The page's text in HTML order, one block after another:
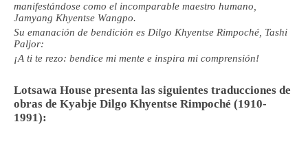
manifestándose como el incomparable maestro humano,
Jamyang Khyentse Wangpo.
Su emanación de bendición es Dilgo Khyentse Rimpoché, Tashi
Paljor:
¡A ti te rezo: bendice mi mente e inspira mi comprensión!
Lotsawa House presenta las siguientes traducciones de
obras de Kyabje Dilgo Khyentse Rimpoché (1910-
1991):